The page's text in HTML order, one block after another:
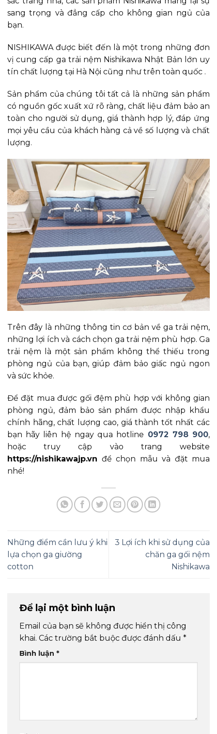
sang trọng và đẳng cấp cho không gian ngủ của
bạn.
NISHIKAWA được biết đến là một trong những đơn
vị cung cấp ga trải nệm Nishikawa Nhật Bản lớn uy
tín chất lượng tại Hà Nội cũng như trên toàn quốc .
Sản phẩm của chúng tôi tất cả là những sản phẩm
có nguồn gốc xuất xứ rõ ràng, chất liệu đảm bảo an
toàn cho người sử dụng, giá thành hợp lý, đáp ứng
mọi yêu cầu của khách hàng cả về số lượng và chất
lượng.
Trên đây là những thông tin cơ bản về ga trải nệm,
những lợi ích và cách chọn ga trải nệm phù hợp. Ga
trải nệm là một sản phẩm không thể thiếu trong
phòng ngủ của bạn, giúp đảm bảo giấc ngủ ngon
và sức khỏe.
Để đặt mua được gối đệm phù hợp với không gian
phòng ngủ, đảm bảo sản phẩm được nhập khẩu
chính hãng, chất lượng cao, giá thành tốt nhất các
bạn hãy liên hệ ngay qua hotline 0972 798 900,
hoặc truy cập vào trang website
https://nishikawajp.vn để chọn mẫu và đặt mua
nhé!
Những điểm cần lưu ý khi
lựa chọn ga giường
cotton
3 Lợi ích khi sử dụng của
chăn ga gối nệm
Nishikawa
Để lại một bình luận
Email của bạn sẽ không được hiển thị công
khai. Các trường bắt buộc được đánh dấu *
Bình luận *